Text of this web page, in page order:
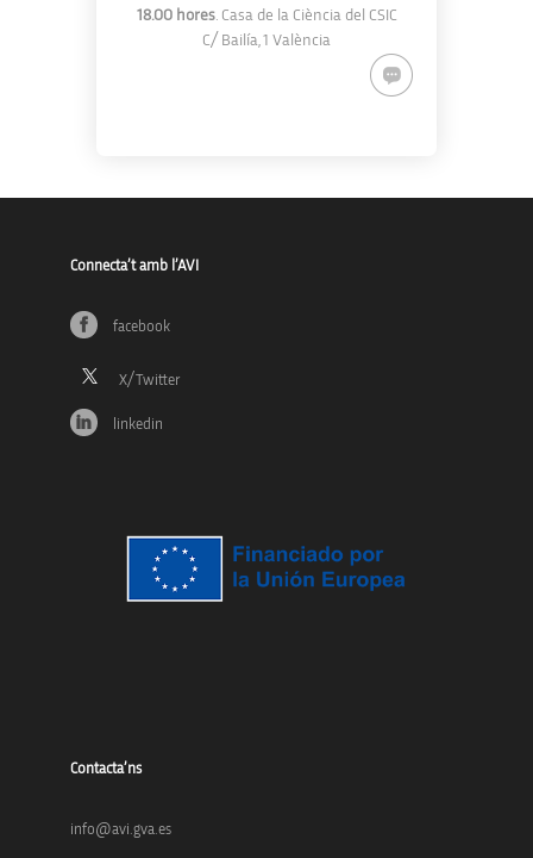
18.00 hores. Casa de la Ciència del CSIC
C/ Bailía, 1 València
Connecta’t amb l’AVI
facebook
linkedin
Contacta’ns
info@avi.gva.es